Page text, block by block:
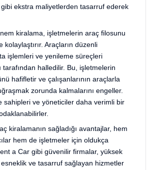
ekstra maliyetlerden tasarruf ederek
kiralama, işletmelerin araç filosunu
kolaylaştırır. Araçların düzenli
işlemleri ve yenileme süreçleri
tarafından halledilir. Bu, işletmelerin
hafifletir ve çalışanlarının araçlarla
zorunda kalmalarını engeller.
sahipleri ve yöneticiler daha verimli bir
kiralamanın sağladığı avantajlar, hem
hem de işletmeler için oldukça
a Car gibi güvenilir firmalar, yüksek
ve tasarruf sağlayan hizmetler